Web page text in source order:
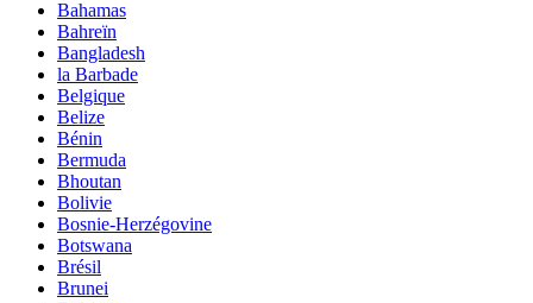
Bahamas
Bahreïn
Bangladesh
la Barbade
Belgique
Belize
Bénin
Bermuda
Bhoutan
Bolivie
Bosnie-Herzégovine
Botswana
Brésil
Brunei